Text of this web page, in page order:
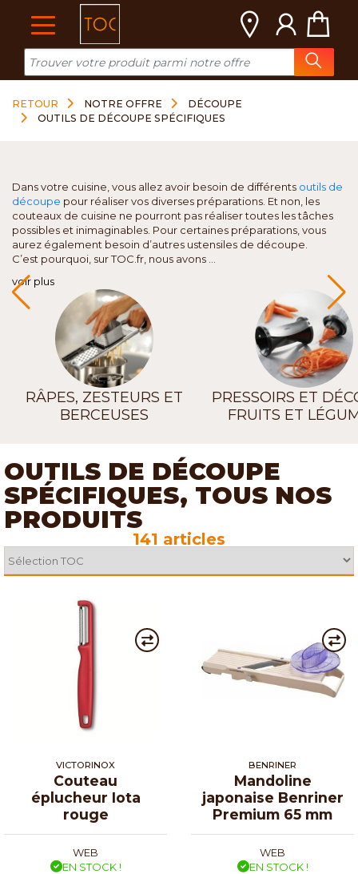
RETOUR NOTRE OFFRE
DÉCOUPE
OUTILS DE DÉCOUPE SPÉCIFIQUES
Dans votre cuisine, vous allez avoir besoin de différents outils de
découpe pour réaliser vos diverses préparations. Et non, les
couteaux de cuisine ne pourront pas réaliser toutes les tâches
possibles et inimaginables. Pour certaines préparations, vous
aurez également besoin d’autres ustensiles de découpe.
C’est pourquoi, sur TOC.fr, nous avons ...
voir plus
RÂPES, ZESTEURS ET
BERCEUSES
PRESSOIRS ET
FRUITS ET
OUTILS DE DÉCOUPE
SPÉCIFIQUES, TOUS NOS
PRODUITS
141 articles
VICTORINOX
Couteau
éplucheur Iota
rouge
WEB
EN STOCK !
BENRINER
Mandoline
japonaise Benriner
Premium 65 mm
WEB
EN STOCK !
Cookies management panel